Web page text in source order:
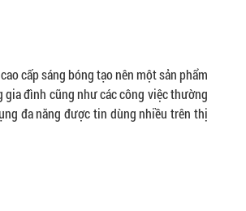
cấp sáng bóng tạo nên một sản phẩm
gia đình cũng như các công việc thường
đa năng được tin dùng nhiều trên thị